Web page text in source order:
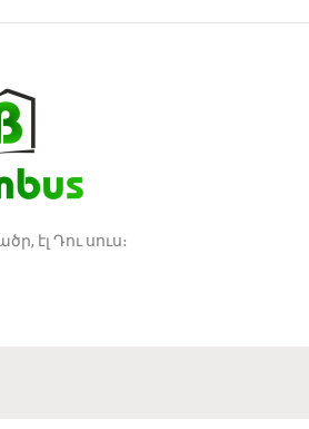
էլ Դու սուս։